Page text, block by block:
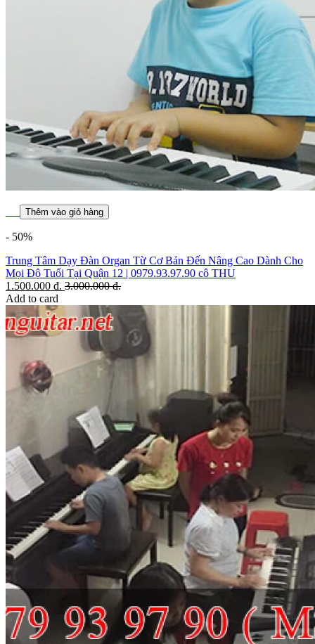
Thêm vào giỏ hàng
- 50%
Trung Tâm Dạy Đàn Organ Từ Cơ Bản Đến Nâng Cao Dành Cho
Mọi Độ Tuổi Tại Quận 12 | 0979.93.97.90 cô THU
1.500.000 đ. 3.000.000đ.
Add to card